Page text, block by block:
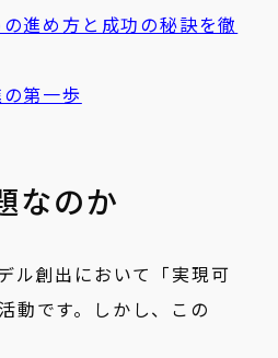
進め方と成功の秘訣を徹
第一歩
なのか
ル創出において「実現可
動です。しかし、この